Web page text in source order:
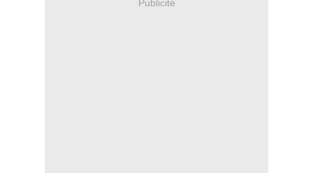
Publicité